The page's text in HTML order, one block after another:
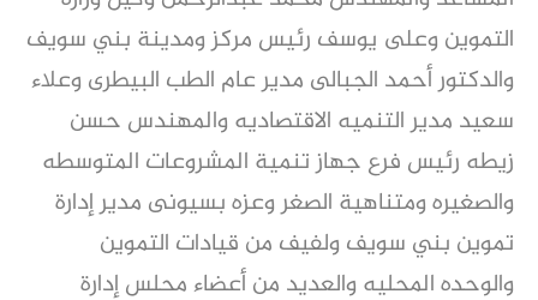
التموين وعلى يوسف رئيس مركز ومدينة بني سويف
والدكتور أحمد الجبالى مدير عام الطب البيطرى وعلاء
سعيد مدير التنميه الاقتصاديه والمهندس حسن
زيطه رئيس فرع جهاز تنمية المشروعات المتوسطه
والصغيره ومتناهية الصغر وعزه بسيونى مدير إدارة
تموين بني سويف ولفيف من قيادات التموين
والوحده المحليه والعديد من أعضاء محلس إدارة